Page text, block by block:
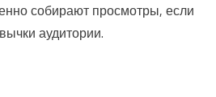
собирают просмотры, если
аудитории.